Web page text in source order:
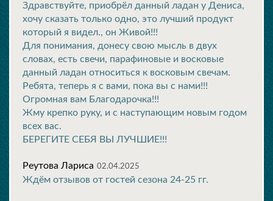
Здравствуйте, приобрёл данный ладан у Дениса,
хочу сказать только одно, это лучший продукт
который я видел., он Живой!!!
Для понимания, донесу свою мысль в двух
словах, есть свечи, парафиновые и восковые
данный ладан относиться к восковым свечам.
Ребята, теперь я с вами, пока вы с нами!!!
Огромная вам Благодарочка!!!
Жму крепко руку, и с наступающим новым годом
всех вас.
БЕРЕГИТЕ СЕБЯ ВЫ ЛУЧШИЕ!!!
Реутова Лариса 02.04.2025
Ждём отзывов от гостей сезона 24-25 гг.